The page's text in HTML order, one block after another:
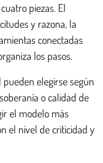
piezas. El
y razona, la
conectadas
los pasos.
pueden elegirse según
o calidad de
el modelo más
el nivel de criticidad y